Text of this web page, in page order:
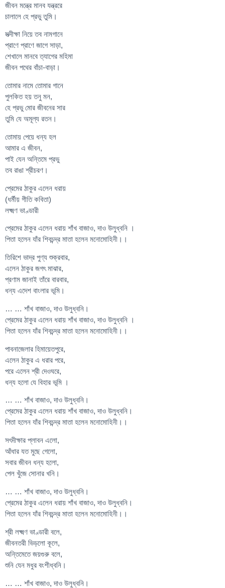
জীবন মন্ত্রে মানব যন্ত্ররে
চালালে হে প্রভু তুমি।
সত্দীক্ষা নিয়ে তব নামগানে
প্রাণে প্রাণে জাগে সাড়া,
শেখালে মানবে ত্যাগের মহিমা
জীবন পথের বাঁচা-বাড়া।
তোমার নামে তোমার গানে
পুলকিত হয় তনু মন,
হে প্রভু মোর জীবনের সার
তুমি যে অমূল্য রতন।
তোমায় পেয়ে ধন্য হল
আমার এ জীবন,
পাই যেন অন্তিমে প্রভু
তব রাঙা শ্রীচরণ।
প্রেমের ঠাকুর এলেন ধরায়
(ধর্মীয় গীতি কবিতা)
লক্ষ্মণ ভাণ্ডারী
প্রেমের ঠাকুর এলেন ধরায় শাঁখ বাজাও, দাও উলুধ্বনি ।
পিতা হলেন যাঁর শিবচন্দ্র মাতা হলেন মনোমোহিনী।।
তিরিশে ভাদ্র পুণ্য শুক্রবার,
এলেন ঠাকুর জগৎ মাঝার,
প্রণাম জানাই তাঁরে বারবার,
ধন্য এদেশ বাংলার ভূমি।
… … শাঁখ বাজাও, দাও উলুধ্বনি।
প্রেমের ঠাকুর এলেন ধরায় শাঁখ বাজাও, দাও উলুধ্বনি ।
পিতা হলেন যাঁর শিবচন্দ্র মাতা হলেন মনোমোহিনী।।
পাবনাজেলার হিমায়েতপুরে,
এলেন ঠাকুর এ ধরার পরে,
পরে এলেন শ্রী দেওঘরে,
ধন্য হলো যে বিহার ভূমি ।
… … শাঁখ বাজাও, দাও উলুধ্বনি।
প্রেমের ঠাকুর এলেন ধরায় শাঁখ বাজাও, দাও উলুধ্বনি।
পিতা হলেন যাঁর শিবচন্দ্র মাতা হলেন মনোমোহিনী।।
সৎদীক্ষার প্লাবন এলো,
আঁধার যত মুছে গেলো,
সবার জীবন ধন্য হলো,
পেল খুঁজে সোনার খনি।
… … শাঁখ বাজাও, দাও উলুধ্বনি।
প্রেমের ঠাকুর এলেন ধরায় শাঁখ বাজাও, দাও উলুধ্বনি।
পিতা হলেন যাঁর শিবচন্দ্র মাতা হলেন মনোমোহিনী।।
শ্রী লক্ষ্মণ ভাণ্ডারী বলে,
জীবনতরী ভিড়লো কূলে,
অন্তিমেতে জয়গুরু বলে,
শুনি যেন মধুর বংশীধ্বনি।
… … শাঁখ বাজাও, দাও উলুধ্বনি।